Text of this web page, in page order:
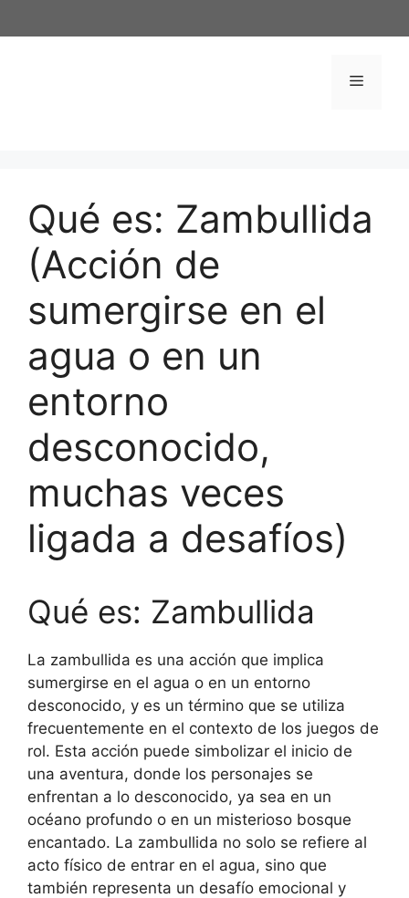
al
Menú
Qué es: Zambullida
(Acción de
sumergirse en el
agua o en un
entorno
desconocido,
muchas veces
ligada a desafíos)
Qué es: Zambullida
La zambullida es una acción que implica
sumergirse en el agua o en un entorno
desconocido, y es un término que se utiliza
frecuentemente en el contexto de los juegos de
rol. Esta acción puede simbolizar el inicio de
una aventura, donde los personajes se
enfrentan a lo desconocido, ya sea en un
océano profundo o en un misterioso bosque
encantado. La zambullida no solo se refiere al
acto físico de entrar en el agua, sino que
también representa un desafío emocional y